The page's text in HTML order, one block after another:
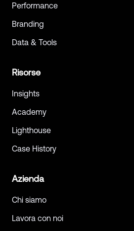
Performance
Branding
Data & Tools
Risorse
Insights
Academy
Lighthouse
Case History
Azienda
Chi siamo
Lavora con noi